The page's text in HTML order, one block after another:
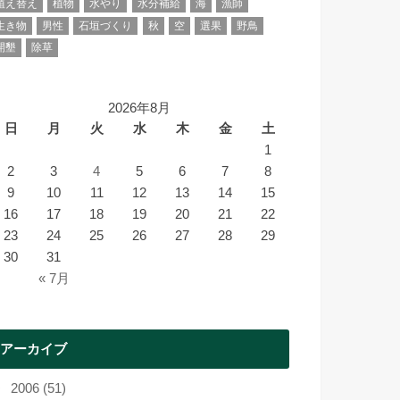
え替え 植物 水やり 水分補給 海
漁師
き物
男性 石垣づくり 秋 空 選果
野鳥
墾
除草
2026年8月
日
月 火 水 木 金 土
« 7月
1
2
3 4 5 6 7
8
9
10 11 12 13 14
15
16
17 18 19 20 21
22
23
24 25 26 27 28
29
30
31
アーカイブ
2006 (51)